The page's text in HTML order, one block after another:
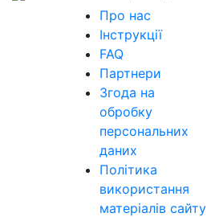
Про нас
Інструкції
FAQ
Партнери
Згода на
обробку
персональних
даних
Політика
використання
матеріалів сайту